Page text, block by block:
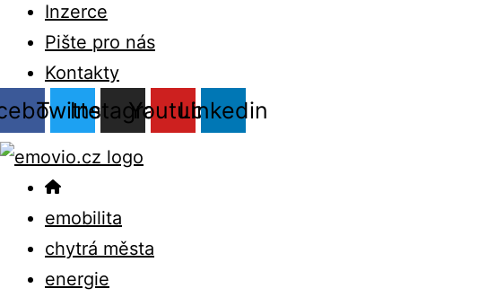
Inzerce
Pište pro nás
Kontakty
Twitter
Instagram
YoutubeLinkedin
emobilita
chytrá města
energie